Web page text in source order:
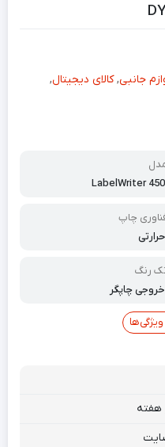
جانبی,کالای دیجیتال,
LabelWriter 450
چاپ
حرارتی
رنگ
خروجی چاپگر